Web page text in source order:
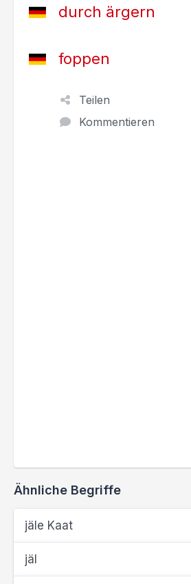
durch ärgern
foppen
Teilen
Kommentieren
Ähnliche Begriffe
jäle Kaat
jäl